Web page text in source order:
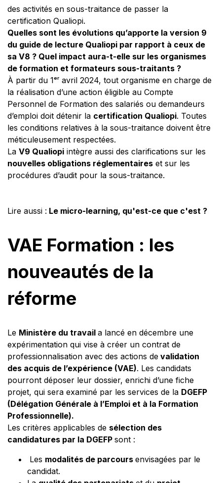
des activités en sous-traitance de passer la
certification Qualiopi.
Quelles sont les évolutions qu’apporte la version 9
du guide de lecture Qualiopi par rapport à ceux de
sa V8 ? Quel impact aura-t-elle sur les organismes
de formation et formateurs sous-traitants ?
À partir du 1ᵉʳ avril 2024, tout organisme en charge de
la réalisation d’une action éligible au Compte
Personnel de Formation des salariés ou demandeurs
d’emploi doit détenir la certification Qualiopi. Toutes
les conditions relatives à la sous-traitance doivent être
méticuleusement respectées.
La V9 Qualiopi intègre aussi des clarifications sur les
nouvelles obligations réglementaires et sur les
procédures d’audit pour la sous-traitance.
Lire aussi : Le micro-learning, qu'est-ce que c'est ?
VAE Formation : les
nouveautés de la
réforme
Le Ministère du travail a lancé en décembre une
expérimentation qui vise à créer un contrat de
professionnalisation avec des actions de validation
des acquis de l’expérience (VAE). Les candidats
pourront déposer leur dossier, enrichi d’une fiche
projet, qui sera examiné par les services de la DGEFP
(Délégation Générale à l’Emploi et à la Formation
Professionnelle).
Les critères applicables de sélection des
candidatures par la DGEFP sont :
Les modalités de parcours envisagées par le
candidat.